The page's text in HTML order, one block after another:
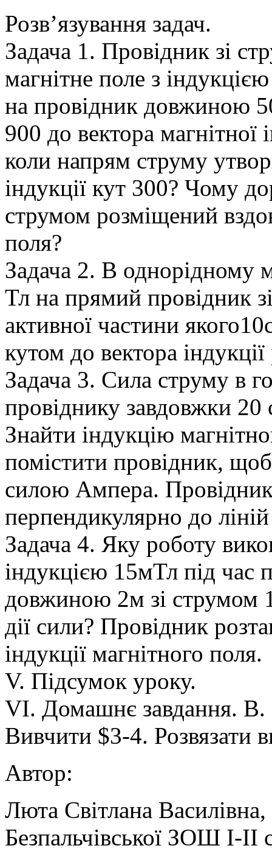
Розв’язування задач.
Задача 1. Провідник зі
магнітне поле з
на провідник довжиною
900 до вектора магнітної
коли напрям струму
індукції кут 300? Чому
струмом розміщений
поля?
Задача 2. В однорідному
Тл на прямий провідник
активної частини
кутом до вектора
Задача 3. Сила струму в
провіднику завдовжки
Знайти індукцію
помістити провідник,
силою Ампера.
перпендикулярно до
Задача 4. Яку роботу
індукцією 15мТл під час
довжиною 2м зі струмом
дії сили? Провідник
індукції магнітного поля.
V. Підсумок уроку.
VІ. Домашнє завдання. В.
Вивчити $3-4. Розвязати
Автор:
Люта Світлана
Безпальчівської ЗОШ І-ІІ